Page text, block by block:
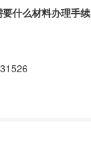
什么材料办理手续